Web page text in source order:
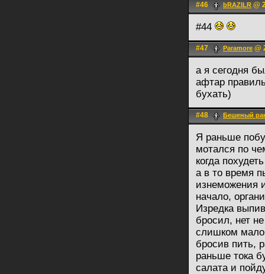
#46 bRAZILR @
#44
#47 Paramore @
а я сегодня
афтар
бухать)
#48 Бешеный
Я раньше
мотался по
когда
а в то время
изнеможения
начало,
Изредка
бросил, нет
слишком мало
бросив пить,
раньше тока
салата и